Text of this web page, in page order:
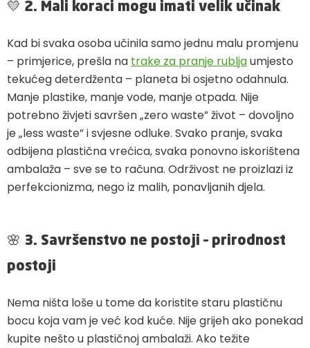
💛 2. Mali koraci mogu imati velik učinak
Kad bi svaka osoba učinila samo jednu malu promjenu
– primjerice, prešla na trake za pranje rubljaumjesto
tekućeg deterdženta – planeta bi osjetno odahnula.
Manje plastike, manje vode, manje otpada. Nije
potrebno živjeti savršen „zero waste” život – dovoljno
je „less waste” i svjesne odluke. Svako pranje, svaka
odbijena plastična vrećica, svaka ponovno iskorištena
ambalaža – sve se to računa. Održivost ne proizlazi iz
perfekcionizma, nego iz malih, ponavljanih djela.
🌸 3. Savršenstvo ne postoji – prirodnost
postoji
Nema ništa loše u tome da koristite staru plastičnu
bocu koja vam je već kod kuće. Nije grijeh ako ponekad
kupite nešto u plastičnoj ambalaži. Ako težite